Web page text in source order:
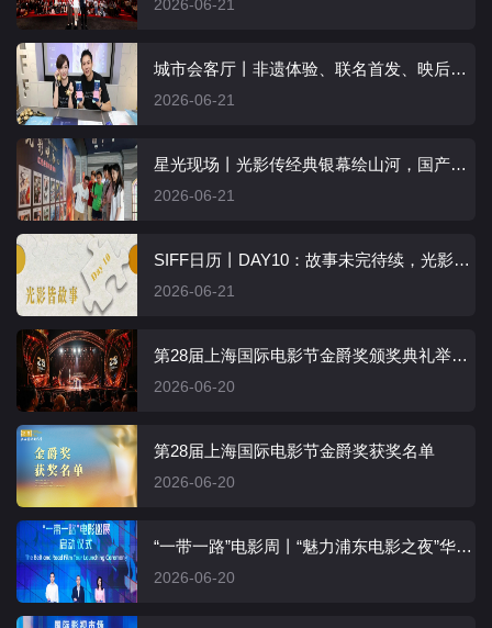
2026-06-21
城市会客厅丨非遗体验、联名首发、映后对谈……每个观众都是城市的“主角”
2026-06-21
星光现场丨光影传经典银幕绘山河，国产佳片重映尽显影像魅力
2026-06-21
SIFF日历丨DAY10：故事未完待续，光影始终伴你同行
2026-06-21
第28届上海国际电影节金爵奖颁奖典礼举行：感受荣光与纯粹
2026-06-20
第28届上海国际电影节金爵奖获奖名单
2026-06-20
“一带一路”电影周丨“魅力浦东电影之夜”华彩呈现 “万里同屏”共启交流新程
2026-06-20